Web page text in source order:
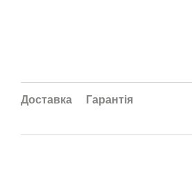
Доставка Гарантія